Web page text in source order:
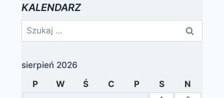
KALENDARZ
Szukaj:
sierpień 2026
P
W Ś C P S N